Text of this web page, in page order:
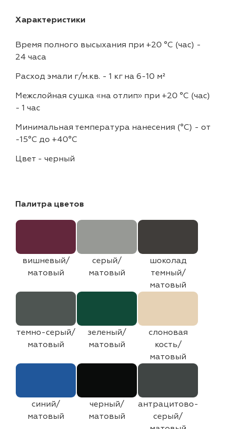
Характеристики
Время полного высыхания при +20 °С (час) -
24 часа
Расход эмали г/м.кв. - 1 кг на 6-10 м²
Межслойная сушка «на отлип» при +20 °С (час)
- 1 час
Минимальная температура нанесения (°С) - от
-15°C до +40°C
Цвет - черный
Палитра цветов
вишневый/
матовый
серый/
матовый
шоколад
темный/
матовый
темно-серый/
матовый
зеленый/
матовый
слоновая
кость/
матовый
синий/
матовый
черный/
матовый
антрацитово-
серый/